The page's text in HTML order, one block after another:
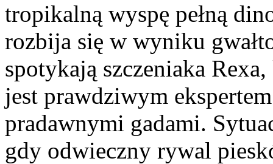
tropikalną wyspę pełną
rozbija się w wyniku
spotykają szczeniaka
jest prawdziwym
pradawnymi gadami.
gdy odwieczny rywal